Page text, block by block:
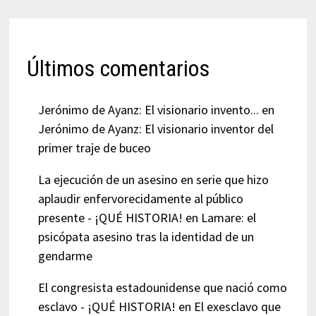
Últimos comentarios
Jerónimo de Ayanz: El visionario invento... en
Jerónimo de Ayanz: El visionario inventor del
primer traje de buceo
La ejecución de un asesino en serie que hizo
aplaudir enfervorecidamente al público
presente - ¡QUÉ HISTORIA! en Lamare: el
psicópata asesino tras la identidad de un
gendarme
El congresista estadounidense que nació como
esclavo - ¡QUÉ HISTORIA! en El exesclavo que